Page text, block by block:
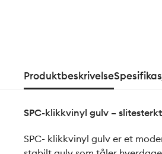
Produktbeskrivelse
SPC-klikkvinyl gulv –
SPC- klikkvinyl gulv er et